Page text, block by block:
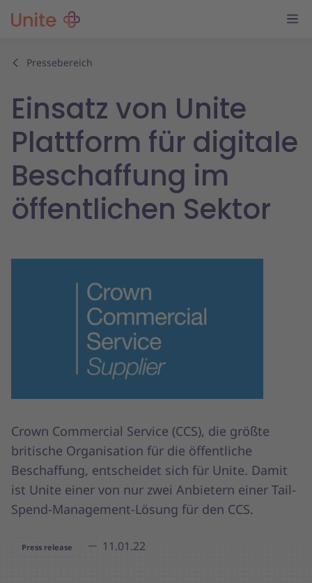
Pressebereich
Einsatz von Unite
Plattform für digitale
Beschaffung im
öffentlichen Sektor
Crown Commercial Service (CCS), die größte
britische Organisation für die öffentliche
Beschaffung, entscheidet sich für Unite. Damit
ist Unite einer von nur zwei Anbietern einer Tail-
Spend-Management-Lösung für den CCS.
Press release 11.01.22